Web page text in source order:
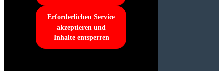
Erforderlichen Service
akzeptieren und
Inhalte entsperren